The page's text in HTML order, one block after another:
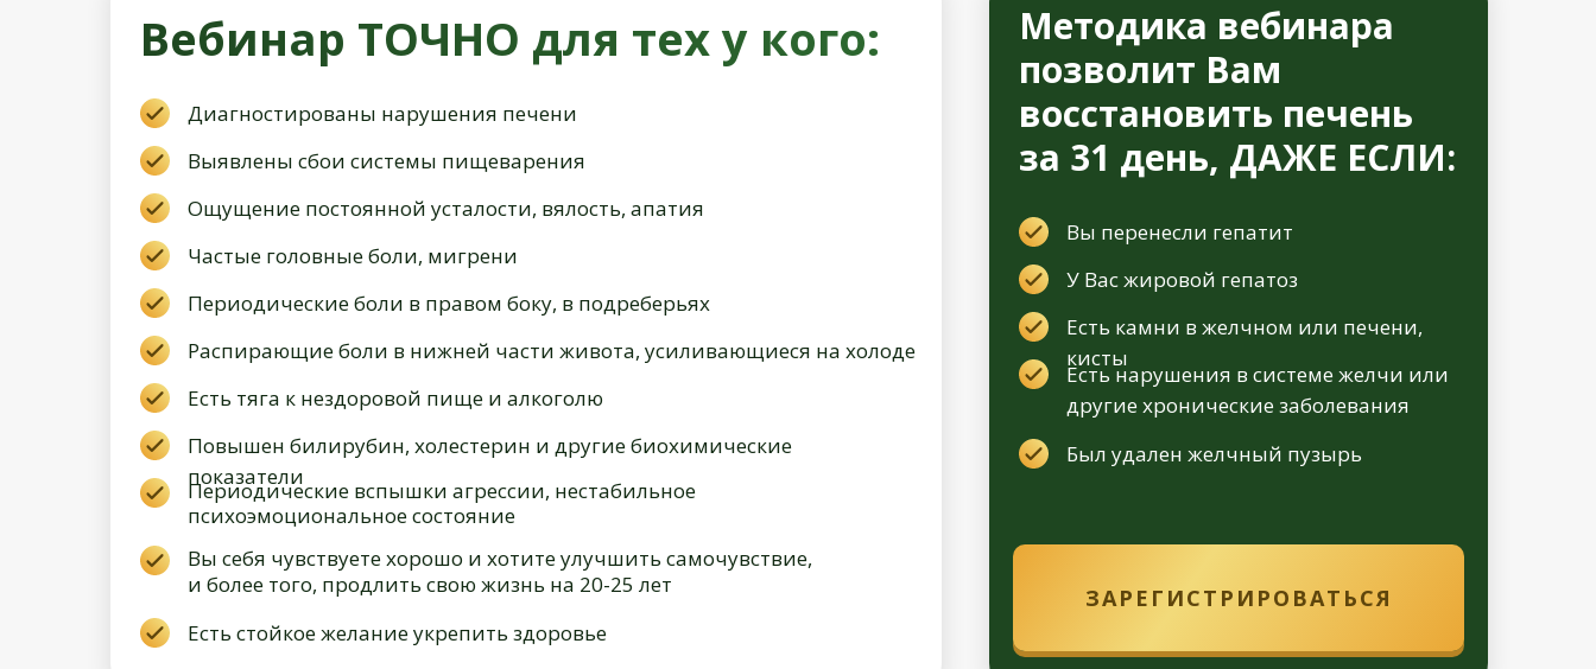
Вебинар ТОЧНО для тех у кого:
Выявлены сбои системы пищеварения
Ощущение постоянной усталости, вялость, апатия
Частые головные боли, мигрени
Периодические боли в правом боку, в подреберьях
Распирающие боли в нижней части живота, усиливающиеся на холоде
Есть тяга к нездоровой пище и алкоголю
Повышен билирубин, холестерин и другие биохимические
показатели
Периодические вспышки агрессии, нестабильное
психоэмоциональное состояние
Вы себя чувствуете хорошо и хотите улучшить самочувствие,
и более того, продлить свою жизнь на 20-25 лет
Есть стойкое желание укрепить здоровье
Методика вебинара
позволит Вам
восстановить печень
за 31 день, ДАЖЕ ЕСЛИ:
Вы перенесли гепатит
У Вас жировой гепатоз
Есть камни в желчном или печени,
кисты
Есть нарушения в системе желчи или
другие хронические заболевания
Был удален желчный пузырь
ЗАРЕГИСТРИРОВАТЬСЯ
Диагностированы нарушения печени